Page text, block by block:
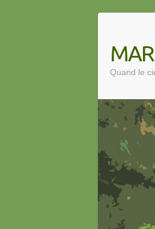
Quand le